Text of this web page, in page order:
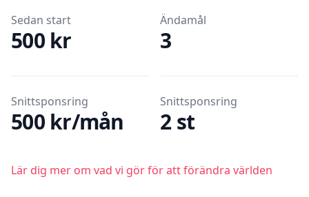
Sedan start
500 kr
Ändamål
3
Snittsponsring
500 kr/mån
Snittsponsring
2 st
Lär dig mer om vad vi gör för att förändra världen